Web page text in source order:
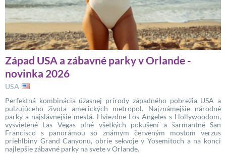
Západ USA a zábavné parky v Orlande -
novinka 2026
USA
Perfektná kombinácia úžasnej prírody západného pobrežia USA a
pulzujúceho života amerických metropol. Najznámejšie národné
parky a najslávnejšie mestá. Hviezdne Los Angeles s Hollywoodom,
vysvietené Las Vegas plné všetkých pokušení a šarmantné San
Francisco s panorámou so známym červeným mostom verzus
priehlbiny Grand Canyonu, obrie sekvoje v Yosemitoch a na konci
najlepšie zábavné parky na svete v Orlande.